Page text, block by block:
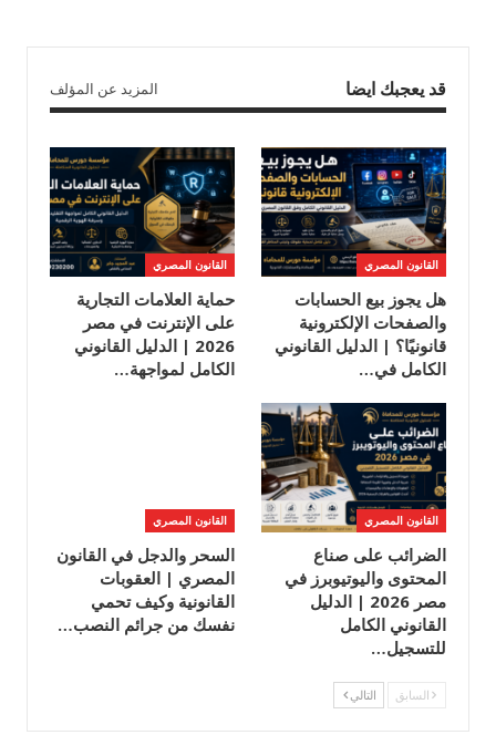
قد يعجبك ايضا المزيد عن المؤلف
القانون المصري
هل يجوز بيع الحسابات
والصفحات الإلكترونية
قانونيًا؟ | الدليل القانوني
الكامل في…
القانون المصري
حماية العلامات التجارية
على الإنترنت في مصر
2026 | الدليل القانوني
الكامل لمواجهة…
القانون المصري
الضرائب على صناع
المحتوى واليوتيوبرز في
مصر 2026 | الدليل
القانوني الكامل
للتسجيل…
القانون المصري
السحر والدجل في القانون
المصري | العقوبات
القانونية وكيف تحمي
نفسك من جرائم النصب…
السابق التالي